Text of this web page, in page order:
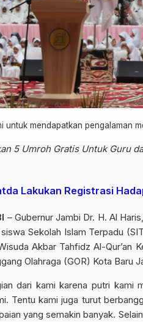
untuk mendapatkan pengalaman
5 Umroh Gratis Untuk Guru
Lakukan Registrasi
– Gubernur Jambi Dr. H. Al
Sekolah Islam Terpadu
Akbar Tahfidz Al-Qur’an
Olahraga (GOR) Kota Baru
dari kami karena putri kami
Tentu kami juga turut
yang semakin banyak.